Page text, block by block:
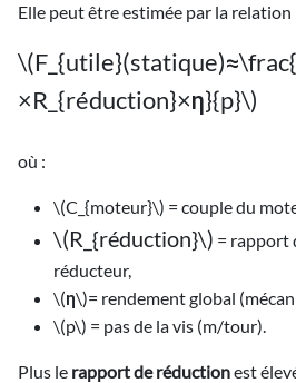
2026
2026
2026
2026
2026
2026
2026
2026
2026
Elle peut être estimée par la relation
×R_{réduction}×η}{p}\)
où :
\(C_{moteur}\)​ = couple du
\(R_{réduction}\) = rapport
réducteur,
\(η\)= rendement global
\(p\) = pas de la vis (m/tour).
Plus le rapport de réductionest